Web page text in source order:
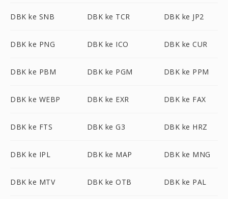
DBK ke SNB DBK ke TCR DBK ke JP2
DBK ke PNG DBK ke ICO DBK ke CUR
DBK ke PBM DBK ke PGM DBK ke PPM
DBK ke WEBP DBK ke EXR DBK ke FAX
DBK ke FTS DBK ke G3 DBK ke HRZ
DBK ke IPL DBK ke MAP DBK ke MNG
DBK ke MTV DBK ke OTB DBK ke PAL